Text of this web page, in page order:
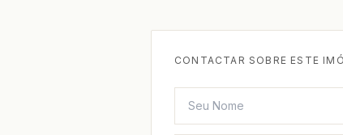
CONTACTAR SOBRE ESTE